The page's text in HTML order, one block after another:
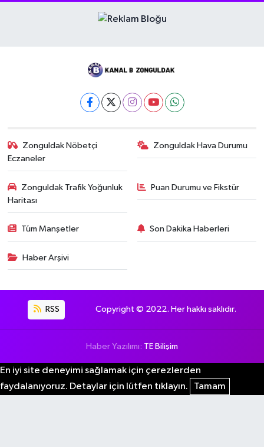
Zonguldak Nöbetçi
Eczaneler
Zonguldak Hava Durumu
Zonguldak Trafik Yoğunluk
Haritası
Puan Durumu ve Fikstür
Tüm Manşetler Son Dakika Haberleri
Haber Arşivi
RSS Copyright © 2022. Her hakkı saklıdır.
Haber Yazılımı: TE Bilişim
En iyi site deneyimi sağlamak için çerezlerden
faydalanıyoruz. Detaylar için lütfen tıklayın.
Tamam